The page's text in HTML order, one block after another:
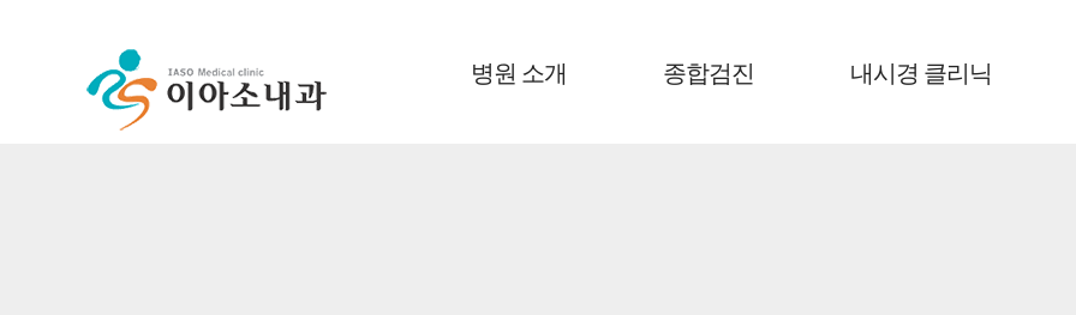
병원 소개 종합검진 내시경 클리닉